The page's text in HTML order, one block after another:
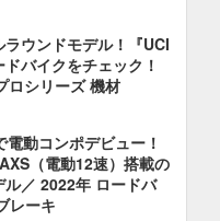
ウンドモデル！『UCI
バイクをチェック！
ロシリーズ 機材
動コンポデビュー！
（電動12速）搭載の
／ 2022年 ロードバ
レーキ